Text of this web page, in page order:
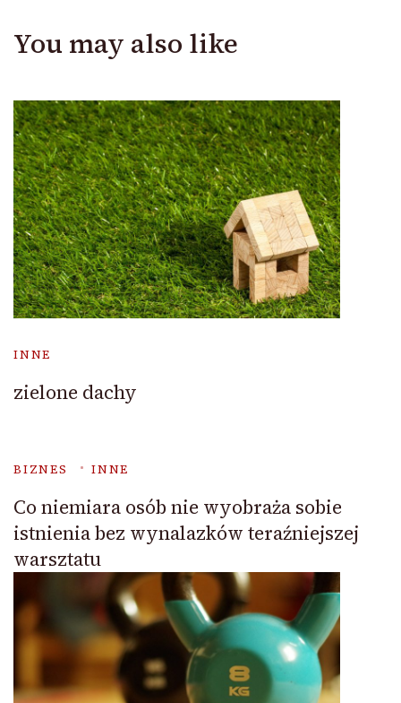
You may also like
INNE
zielone dachy
BIZNES INNE
Co niemiara osób nie wyobraża sobie
istnienia bez wynalazków teraźniejszej
warsztatu